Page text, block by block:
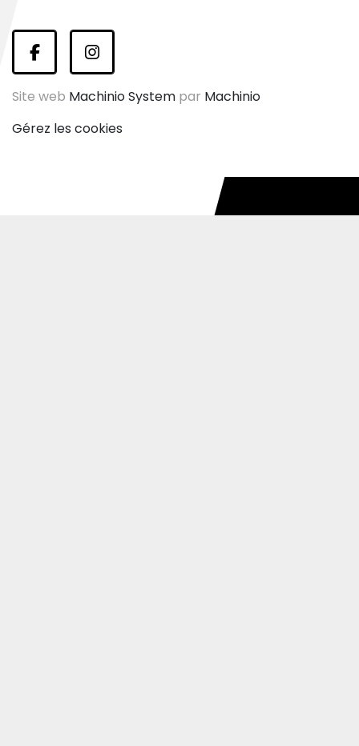
facebookinstagram
Site web Machinio System par Machinio
Gérez les cookies